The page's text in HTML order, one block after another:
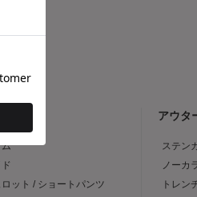
ロット / ショートパンツ
アウタ
ステン
ノーカ
トレン